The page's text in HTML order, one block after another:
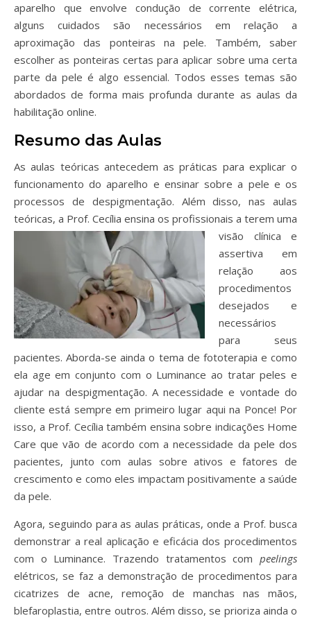
aparelho que envolve condução de corrente elétrica,
alguns cuidados são necessários em relação a
aproximação das ponteiras na pele. Também, saber
escolher as ponteiras certas para aplicar sobre uma certa
parte da pele é algo essencial. Todos esses temas são
abordados de forma mais profunda durante as aulas da
habilitação online.
Resumo das Aulas
As aulas teóricas antecedem as práticas para explicar o
funcionamento do aparelho e ensinar sobre a pele e os
processos de despigmentação. Além disso, nas aulas
teóricas, a Prof. Cecília ensina os profissionais a terem uma
visão clínica e
assertiva em
relação aos
procedimentos
desejados e
necessários
para seus
pacientes. Aborda-se ainda o tema de fototerapia e como
ela age em conjunto com o Luminance ao tratar peles e
ajudar na despigmentação. A necessidade e vontade do
cliente está sempre em primeiro lugar aqui na Ponce! Por
isso, a Prof. Cecília também ensina sobre indicações Home
Care que vão de acordo com a necessidade da pele dos
pacientes, junto com aulas sobre ativos e fatores de
crescimento e como eles impactam positivamente a saúde
da pele.
Agora, seguindo para as aulas práticas, onde a Prof. busca
demonstrar a real aplicação e eficácia dos procedimentos
com o Luminance. Trazendo tratamentos com peelings
elétricos, se faz a demonstração de procedimentos para
cicatrizes de acne, remoção de manchas nas mãos,
blefaroplastia, entre outros. Além disso, se prioriza ainda o